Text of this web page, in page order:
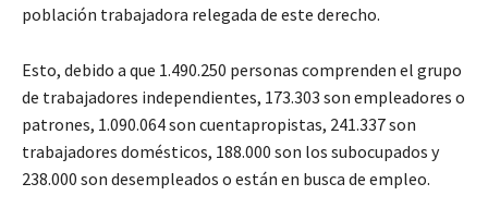
población trabajadora relegada de este derecho.
Esto, debido a que 1.490.250 personas comprenden el grupo
de trabajadores independientes, 173.303 son empleadores o
patrones, 1.090.064 son cuentapropistas, 241.337 son
trabajadores domésticos, 188.000 son los subocupados y
238.000 son desempleados o están en busca de empleo.